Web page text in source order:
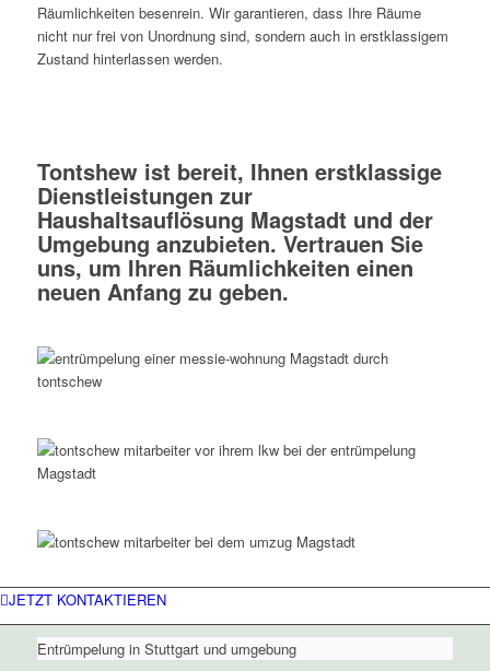
Räumlichkeiten besenrein. Wir garantieren, dass Ihre Räume
nicht nur frei von Unordnung sind, sondern auch in erstklassigem
Zustand hinterlassen werden.
Tontshew ist bereit, Ihnen erstklassige
Dienstleistungen zur
Haushaltsauflösung Magstadt und der
Umgebung anzubieten. Vertrauen Sie
uns, um Ihren Räumlichkeiten einen
neuen Anfang zu geben.
JETZT KONTAKTIEREN
Entrümpelung in Stuttgart und umgebung